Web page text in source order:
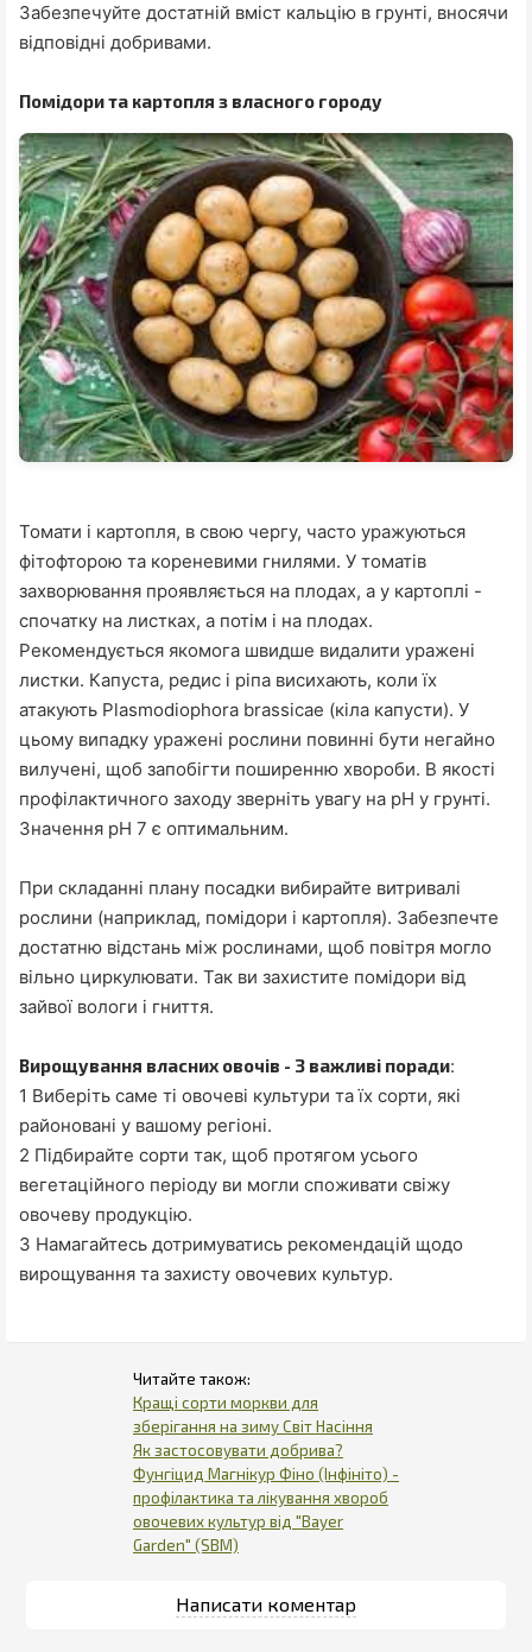
Забезпечуйте достатній вміст кальцію в грунті, вносячи
відповідні добривами.
Помідори та картопля з власного городу
Томати і картопля, в свою чергу, часто уражуються
фітофторою та кореневими гнилями. У томатів
захворювання проявляється на плодах, а у картоплі -
спочатку на листках, а потім і на плодах.
Рекомендується якомога швидше видалити уражені
листки. Капуста, редис і ріпа висихають, коли їх
атакують Plasmodiophora brassicae (кіла капусти). У
цьому випадку уражені рослини повинні бути негайно
вилучені, щоб запобігти поширенню хвороби. В якості
профілактичного заходу зверніть увагу на pH у грунті.
Значення рН 7 є оптимальним.
При складанні плану посадки вибирайте витривалі
рослини (наприклад, помідори і картопля). Забезпечте
достатню відстань між рослинами, щоб повітря могло
вільно циркулювати. Так ви захистите помідори від
зайвої вологи і гниття.
Вирощування власних овочів - 3 важливі поради:
1 Виберіть саме ті овочеві культури та їх сорти, які
районовані у вашому регіоні.
2 Підбирайте сорти так, щоб протягом усього
вегетаційного періоду ви могли споживати свіжу
овочеву продукцію.
3 Намагайтесь дотримуватись рекомендацій щодо
вирощування та захисту овочевих культур.
Кращі сорти моркви для
зберігання на зиму Світ Насіння
Як застосовувати добрива?
Фунгіцид Магнікур Фіно (Інфініто) -
профілактика та лікування хвороб
овочевих культур від "Bayer
Garden" (SBM)